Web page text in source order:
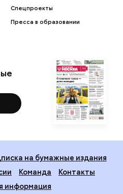
Спецпроекты
Пресса в образовании
на бумажные издания
Команда
Контакты
информация